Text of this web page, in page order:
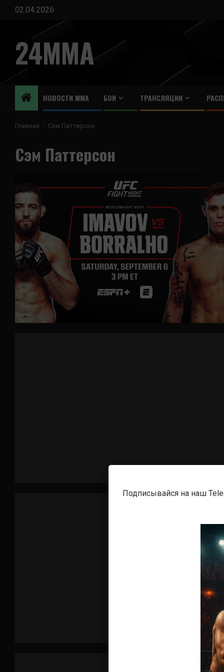
Перейти
содержимому
02.04.2026
24MMA
НОВОСТИ ММА БОИ ТРАНСЛЯЦИИ
Главная Сэм Паттерсон
Сэм Паттерсон
Подписывайся на наш